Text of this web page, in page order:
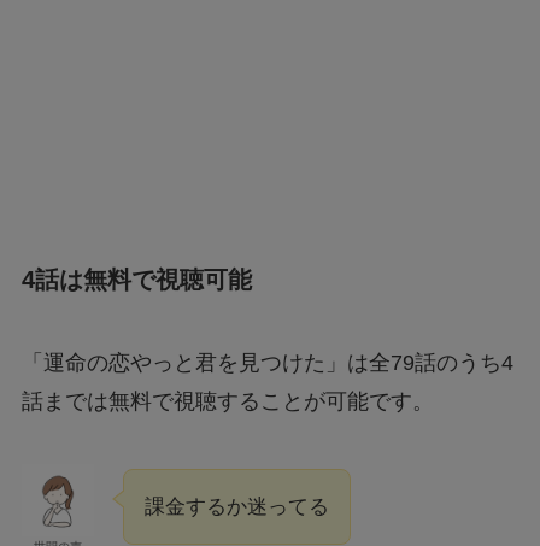
4話は無料で視聴可能
「運命の恋やっと君を見つけた」は全79話のうち4
話までは無料で視聴することが可能です。
課金するか迷ってる